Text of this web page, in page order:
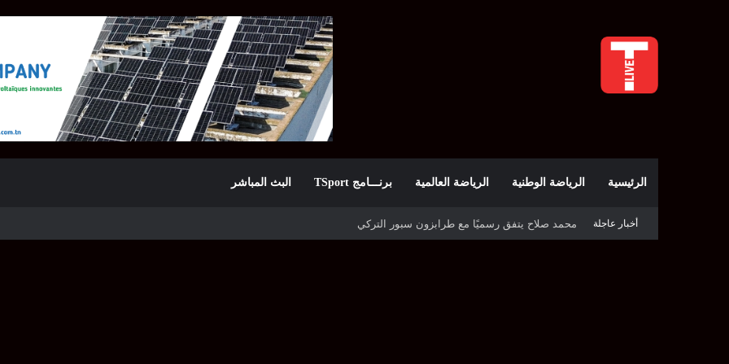
الرئيسية الرياضة الوطنية الرياضة العالمية برنـــامج TSport البث المباشر
أخبار عاجلة
نور سحنون تُطيح بالمصنفة الأولى وتبلغ ربع نهائي بطولة سماش J100